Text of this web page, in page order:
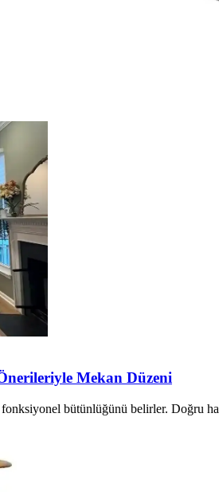
Mekan Düzeni
fonksiyonel bütünlüğünü belirler. Doğru